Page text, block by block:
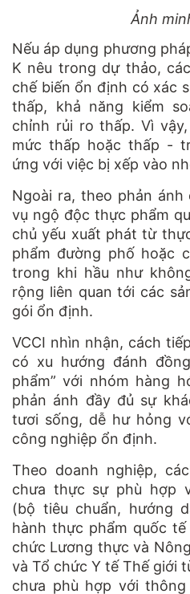
Ảnh
Nếu áp dụng phương
K nêu trong dự thảo,
chế biến ổn định có xác
thấp, khả năng kiểm
chỉnh rủi ro thấp. Vì
mức thấp hoặc thấp -
ứng với việc bị xếp vào
Ngoài ra, theo phản ánh
vụ ngộ độc thực phẩm
chủ yếu xuất phát từ
phẩm đường phố hoặc
trong khi hầu như
rộng liên quan tới các
gói ổn định.
VCCI nhìn nhận, cách
có xu hướng đánh
phẩm” với nhóm hàng
phản ánh đầy đủ sự
tươi sống, dễ hư hỏng
công nghiệp ổn định.
Theo doanh nghiệp,
chưa thực sự phù hợp
(bộ tiêu chuẩn, hướng
hành thực phẩm quốc
chức Lương thực và
và Tổ chức Y tế Thế giới
chưa phù hợp với